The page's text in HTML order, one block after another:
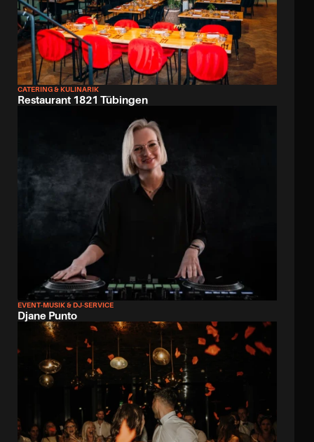
CATERING & KULINARIK
Restaurant 1821 Tübingen
EVENT-MUSIK & DJ-SERVICE
Djane Punto